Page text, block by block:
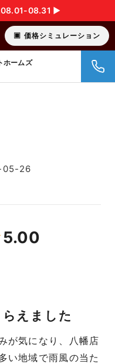
08.31 ▶︎
価格シミュレーション
ホームズ
05-26
5.00
えました
が気になり、八幡店
い地域で雨風の当た